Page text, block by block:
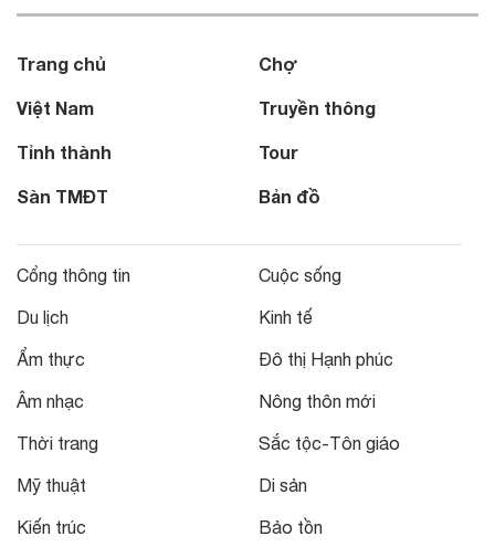
Trang chủ
Việt Nam
Tỉnh thành
Sàn TMĐT
Chợ
Truyền thông
Tour
Bản đồ
Cổng thông tin
Du lịch
Ẩm thực
Âm nhạc
Thời trang
Mỹ thuật
Kiến trúc
Cuộc sống
Kinh tế
Đô thị Hạnh phúc
Nông thôn mới
Sắc tộc-Tôn giáo
Di sản
Bảo tồn